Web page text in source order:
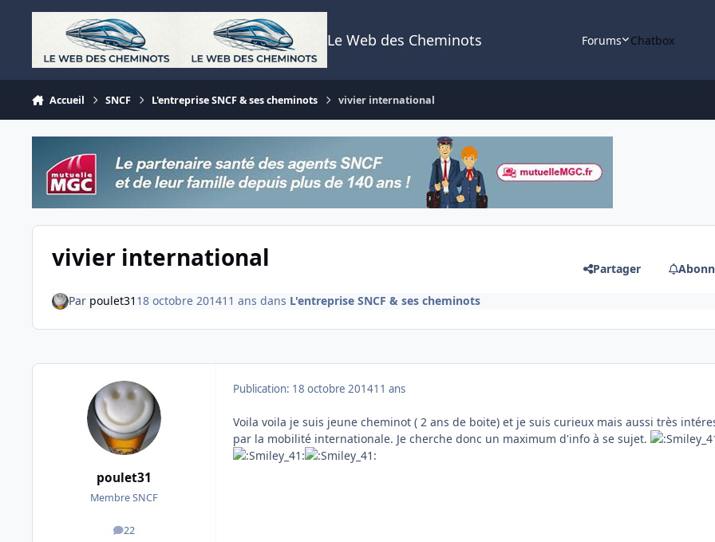
Aller au contenu
Le Web des Cheminots Forums Chatbox
Accueil SNCF L'entreprise SNCF & ses cheminots vivier international
vivier international Partager
Par poulet31 18 octobre 201411 ans dans L'entreprise SNCF & ses cheminots
poulet31
Membre SNCF
22
messages
Publication: 18 octobre 201411 ans
Voila voila je suis jeune cheminot ( 2 ans de boite) et je suis curieux mais aussi très
par la mobilité internationale. Je cherche donc un maximum d'info à se sujet.